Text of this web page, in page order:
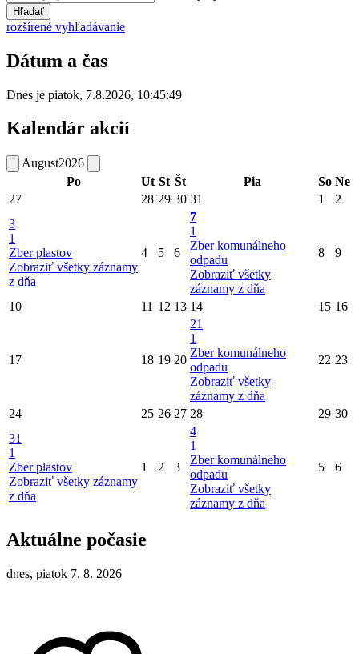
Hľadať
rozšírené vyhľadávanie
Dátum a čas
Dnes je piatok, 7.8.2026, 10:45:49
Kalendár akcií
August2026
Po
Ut St Št Pia So Ne
27
28 29 30 31 1
2
3
1
Zber plastov
Zobraziť všetky záznamy
z dňa
4 5 6
7
1
Zber komunálneho
odpadu
Zobraziť všetky
záznamy z dňa
8 9
10 11 12 13 14 15 16
17 18 19 20
21
1
Zber komunálneho
odpadu
Zobraziť všetky
záznamy z dňa
22 23
24 25 26 27 28 29 30
31
1
Zber plastov
Zobraziť všetky záznamy
z dňa
1 2 3
4
1
Zber komunálneho
odpadu
Zobraziť všetky
záznamy z dňa
5 6
Aktuálne počasie
dnes, piatok 7. 8. 2026